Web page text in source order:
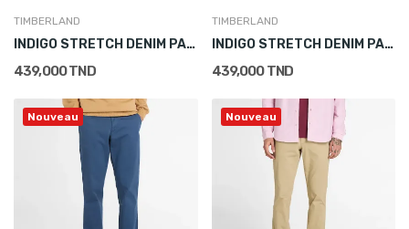
TIMBERLAND
INDIGO STRETCH DENIM PANT BLEU MARINE
439,000 TND
TIMBERLAND
INDIGO STRETCH DENIM PANT BLEU
439,000 TND
Nouveau Nouveau